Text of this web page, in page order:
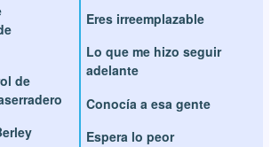
de
Eres irreemplazable
Lo que me hizo seguir
adelante
Conocía a esa gente
Espera lo peor